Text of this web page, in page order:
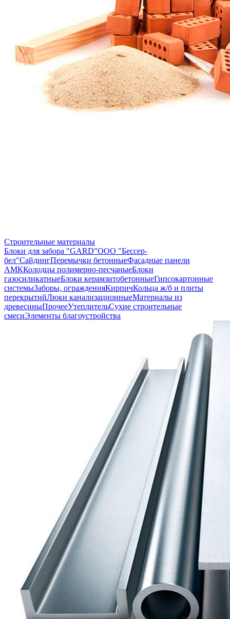
Строительные материалы
Блоки для забора "GARD"ООО "Бессер-
бел"СайдингПеремычки бетонныеФасадные панели
АМККолодцы полимерно-песчаныеБлоки
газосиликатныеБлоки керамзитобетонныеГипсокартонные
системыЗаборы, огражденияКирпичКольца ж/б и плиты
перекрытийЛюки канализационныеМатериалы из
древесиныПрочееУтеплительСухие строительные
смесиЭлементы благоустройства